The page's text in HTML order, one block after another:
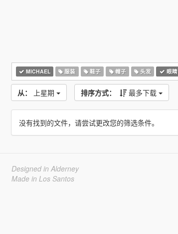
MICHAEL 服装 鞋子 帽子 头发 眼睛
从： 上星期 排序方式： 最多下载
没有找到的文件，请尝试更改您的筛选条件。
Designed in Alderney
Made in Los Santos